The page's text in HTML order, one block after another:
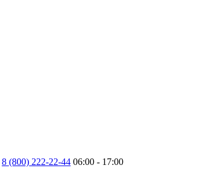
8 (800) 222-22-44 06:00 - 17:00